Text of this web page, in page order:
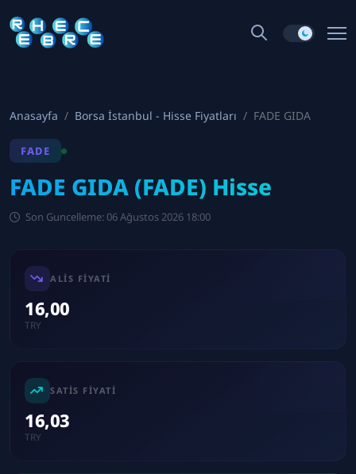
Anasayfa Borsa İstanbul - Hisse Fiyatları FADE GIDA
FADE
FADE GIDA (FADE) Hisse
Son Guncelleme: 06 Ağustos 2026 18:00
ALIS FIYATI
16,00
TRY
SATIS FIYATI
16,03
TRY